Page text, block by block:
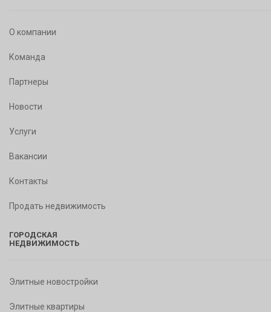
О компании
Команда
Партнеры
Новости
Услуги
Вакансии
Контакты
Продать недвижимость
ГОРОДСКАЯ
НЕДВИЖИМОСТЬ
Элитные новостройки
Элитные квартиры